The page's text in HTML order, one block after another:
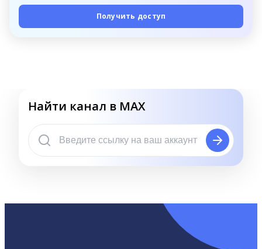
Получить доступ
Найти канал в MAX